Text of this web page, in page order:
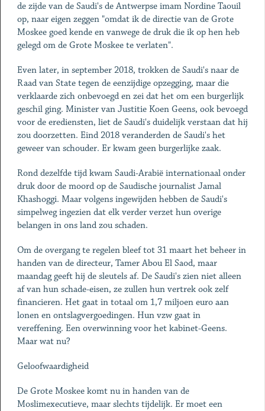
de zijde van de Saudi's de Antwerpse imam Nordine Taouil
op, naar eigen zeggen "omdat ik de directie van de Grote
Moskee goed kende en vanwege de druk die ik op hen heb
gelegd om de Grote Moskee te verlaten".
Even later, in september 2018, trokken de Saudi's naar de
Raad van State tegen de eenzijdige opzegging, maar die
verklaarde zich onbevoegd en zei dat het om een burgerlijk
geschil ging. Minister van Justitie Koen Geens, ook bevoegd
voor de erediensten, liet de Saudi's duidelijk verstaan dat hij
zou doorzetten. Eind 2018 veranderden de Saudi's het
geweer van schouder. Er kwam geen burgerlijke zaak.
Rond dezelfde tijd kwam Saudi-Arabië internationaal onder
druk door de moord op de Saudische journalist Jamal
Khashoggi. Maar volgens ingewijden hebben de Saudi's
simpelweg ingezien dat elk verder verzet hun overige
belangen in ons land zou schaden.
Om de overgang te regelen bleef tot 31 maart het beheer in
handen van de directeur, Tamer Abou El Saod, maar
maandag geeft hij de sleutels af. De Saudi's zien niet alleen
af van hun schade-eisen, ze zullen hun vertrek ook zelf
financieren. Het gaat in totaal om 1,7 miljoen euro aan
lonen en ontslagvergoedingen. Hun vzw gaat in
vereffening. Een overwinning voor het kabinet-Geens.
Maar wat nu?
Geloofwaardigheid
De Grote Moskee komt nu in handen van de
Moslimexecutieve, maar slechts tijdelijk. Er moet een